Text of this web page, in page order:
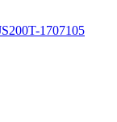
1707105